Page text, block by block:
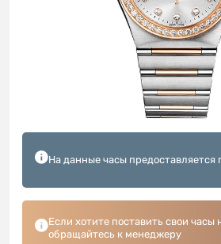
На данные часы предоставляется
Если хотите поставить свои часы
обращайтесь к менеджеру